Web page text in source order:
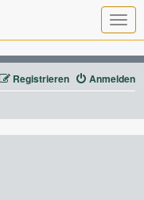
T
o
g
g
l
e
n
g
Anmelden
Registrieren